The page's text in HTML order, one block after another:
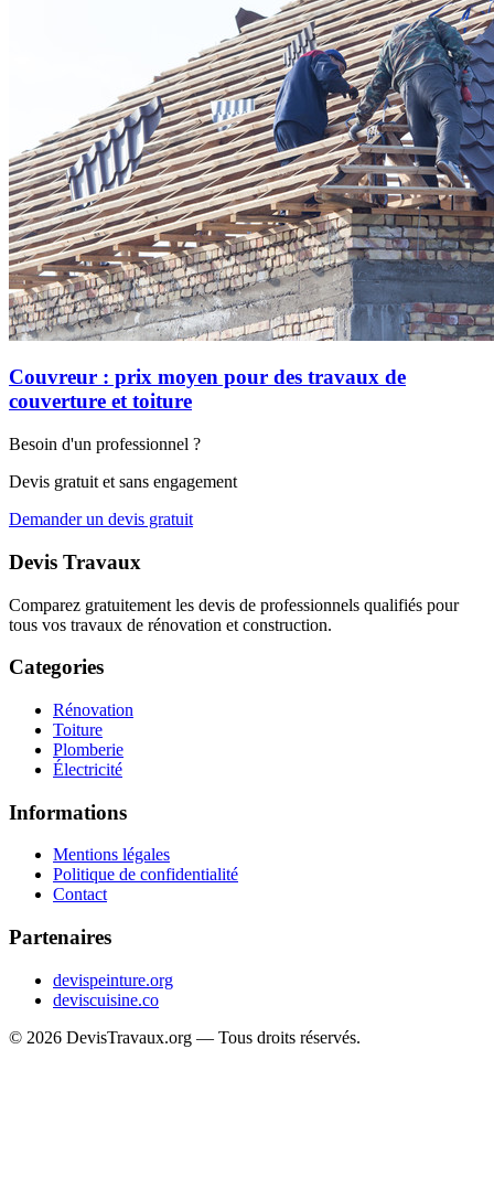
Couvreur : prix moyen pour des travaux de
couverture et toiture
Besoin d'un professionnel ?
Devis gratuit et sans engagement
Demander un devis gratuit
Devis Travaux
Comparez gratuitement les devis de professionnels qualifiés pour
tous vos travaux de rénovation et construction.
Categories
Rénovation
Toiture
Plomberie
Électricité
Informations
Mentions légales
Politique de confidentialité
Contact
Partenaires
devispeinture.org
deviscuisine.co
© 2026 DevisTravaux.org — Tous droits réservés.